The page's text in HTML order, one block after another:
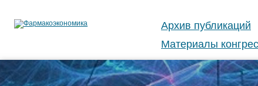
Архив публикаций
Материалы